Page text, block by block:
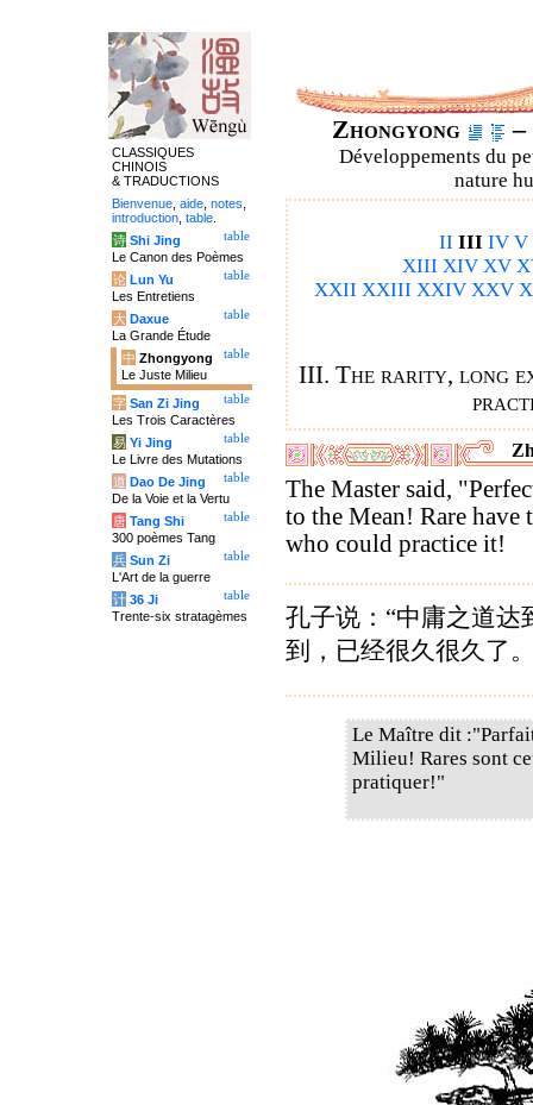
Zhongyong –
Développements du
nature
II III IV V
XIII XIV XV
XXII XXIII XXIV XXV
III. The rarity, long
The Master said,
to the Mean! Rare have
who could practice it!
孔子说：“中庸之道达
到，已经很久很久了
Le Maître dit
Milieu! Rares sont
pratiquer!"
CLASSIQUES
CHINOIS
& TRADUCTIONS
Bienvenue aide notes
introduction table
table
诗 Shi Jing
Le Canon des Poèmes
table
论 Lun Yu
Les Entretiens
table
大 Daxue
La Grande Étude
table
中 Zhongyong
Le Juste Milieu
table
字 San Zi Jing
Les Trois Caractères
table
易 Yi Jing
Le Livre des Mutations
table
道 Dao De Jing
De la Voie et la Vertu
table
唐 Tang Shi
300 poèmes Tang
table
兵 Sun Zi
L'Art de la guerre
table
计 36 Ji
Trente-six stratagèmes